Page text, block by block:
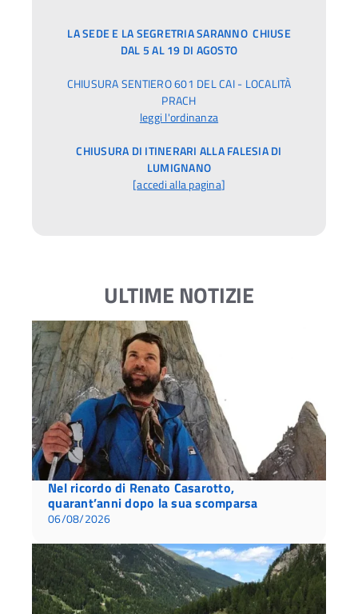
LA SEDE E LA SEGRETRIA SARANNO CHIUSE
DAL 5 AL 19 DI AGOSTO
CHIUSURA SENTIERO 601 DEL CAI - LOCALITÀ
PRACH
leggi l'ordinanza
CHIUSURA DI ITINERARI ALLA FALESIA DI
LUMIGNANO
[accedi alla pagina]
ULTIME NOTIZIE
Nel ricordo di Renato Casarotto,
quarant’anni dopo la sua scomparsa
06/08/2026